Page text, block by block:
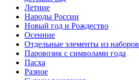
Летние
Народы России
Новый год и Рождество
Осенние
Отдельные элементы из наборов
Паровозик с символами года
Пасха
Разное